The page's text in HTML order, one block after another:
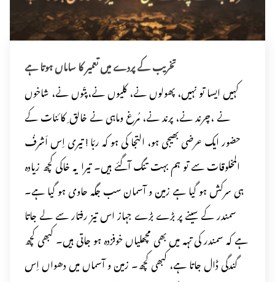
تخریب کے پردے میں تعمیر کا ساماں ہوتا ہے
کہیں ایسا تو نہیں، پھولوں نے، کلیوں نے،پتّوں نے، شاخوں
نے ،چرند نے، پرند نے، مُرغ وماہی نے خالق ِ کائنات کے
حضور ایک عرضی بھیجی ہو، التجا کی ہو کہ ربّا ! تیری اِس اَشرفُ
المخلوقات سے تو ہم بہت تنگ آگئے ہیں۔ تیرا یہ خاکی کچھ زیادہ
ہی سرکش ہو گیا ہے زمین و آسمان سب جگہ حاوی ہو گیا ہے۔
سمندر کے سینے پر بڑے بڑے جہاز اس تیز رفتار سے لے جاتا
ہے کہ سمندر کی تہہ میں بھی مچھلیاں خوفزدہ ہو جاتی ہیں۔ کبھی کچھ
گندگی ڈال جاتا ہے، کبھی کچھ۔ زمین و آسماں میں دھواں اِس